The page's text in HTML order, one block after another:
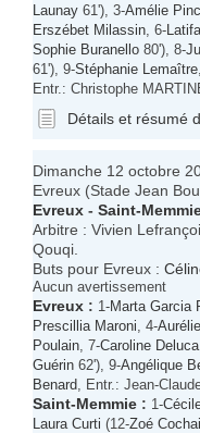
Launay 61'), 3-Amélie
Erszébet Milassin , 6-
Sophie Buranello 80'), 8-
61'), 9-Stéphanie Lemaître
Entr.: Christophe
Détails et résumé
Dimanche 12 octobre
Evreux (Stade Jean
Evreux - Saint-
Arbitre : Vivien
Qouqi.
Buts pour Evreux :
Aucun avertissement
Evreux : 1-Marta Garcia
Prescillia Maroni , 4-
Poulain , 7-Caroline Deluca
Guérin 62'), 9-Angélique
Benard , Entr.: Jean-
Saint-Memmie : 1-
Laura Curti (12-Zoé